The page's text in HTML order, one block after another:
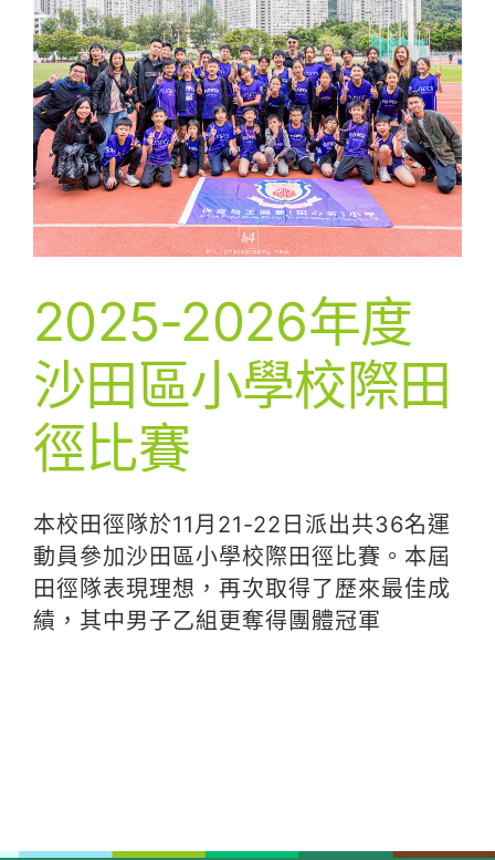
2025-2026年度
沙田區小學校際田
徑比賽
本校田徑隊於11月21-22日派出共36名運
動員參加沙田區小學校際田徑比賽。本屆
田徑隊表現理想，再次取得了歷來最佳成
績，其中男子乙組更奪得團體冠軍